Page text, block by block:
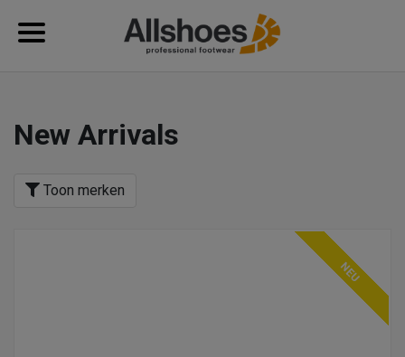
New Arrivals
Toon merken
NEU